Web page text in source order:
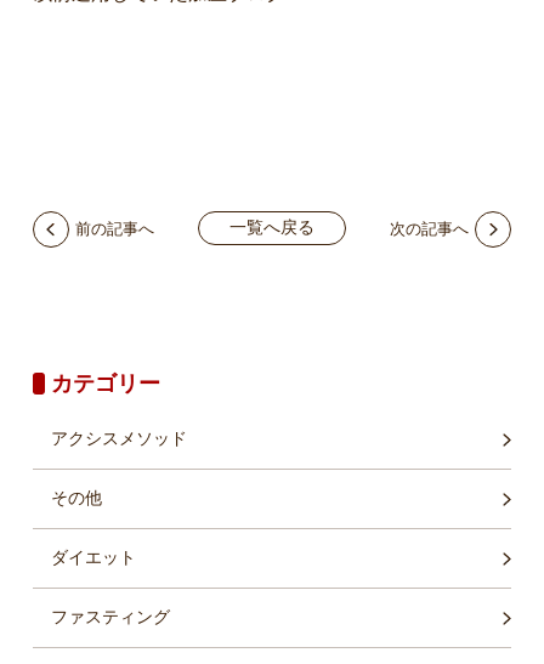
前の記事へ 一覧へ戻る 次の記事へ
カテゴリー
アクシスメソッド
その他
ダイエット
ファスティング